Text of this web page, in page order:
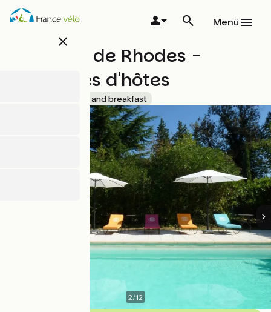
Direkt
zum
close
Menü
Domaine de Rhodes -
Chambres d'hôtes
Bed and breakfast
2/12